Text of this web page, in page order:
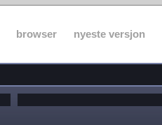
browser nyeste versjon